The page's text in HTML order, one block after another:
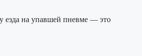
езда на упавшей пневме — это